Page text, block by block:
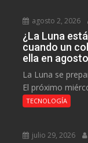
agosto 2, 2026
¿La Luna
cuando un
ella en agosto
La Luna se
El próximo
TECNOLOGÍA
julio 29, 2026